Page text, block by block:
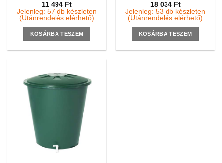
11 494 Ft
Jelenleg: 57 db készleten
(Utánrendelés elérhető)
KOSÁRBA TESZEM
18 034 Ft
Jelenleg: 53 db készleten
(Utánrendelés elérhető)
KOSÁRBA TESZEM